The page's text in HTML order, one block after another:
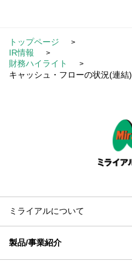
トップページ
IR情報
財務ハイライト
キャッシュ・フローの状況(連結)
ミライアルについて
製品/事業紹介